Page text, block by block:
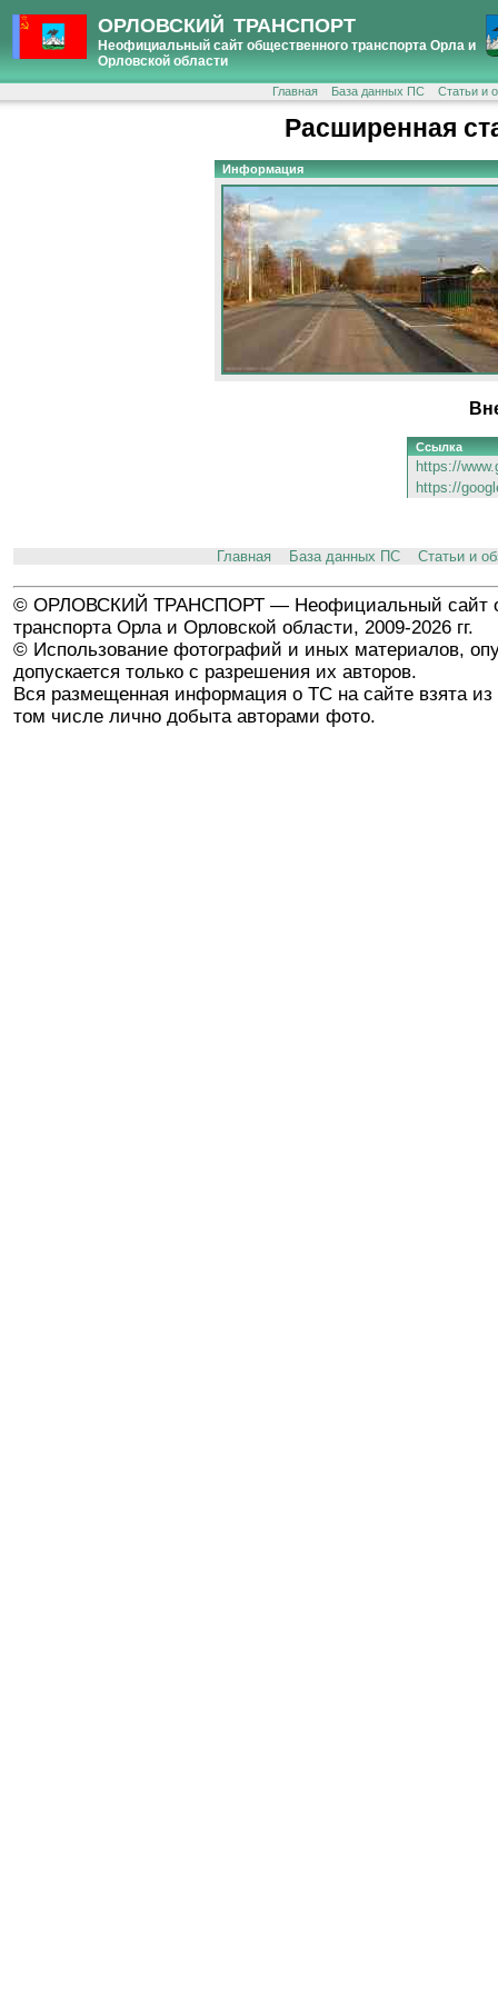
ОРЛОВСКИЙ ТРАНСПОРТ
Неофициальный сайт общественного транспорта Орла и
Орловской области
Главная База данных ПС Статьи и
Расширенная
Информация
Ссылка
https://
https://
Главная База данных ПС Статьи и
© ОРЛОВСКИЙ ТРАНСПОРТ — Неофициальный сайт
транспорта Орла и Орловской области, 2009-2026 гг.
© Использование фотографий и иных материалов,
допускается только с разрешения их авторов.
Вся размещенная информация о ТС на сайте взята из
том числе лично добыта авторами фото.